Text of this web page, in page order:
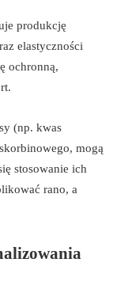
produkcję
elastyczności
ochronną,
(np. kwas
mogą
stosowanie ich
rano, a